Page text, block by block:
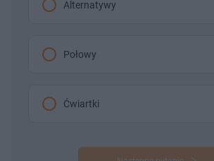
Alternatywy
Połowy
Ćwiartki